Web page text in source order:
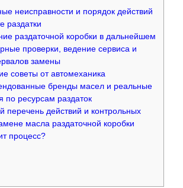
неисправности и порядок действий
раздатки
раздаточной коробки в дальнейшем
проверки, ведение сервиса и
замены
советы от автомеханика
бренды масел и реальные
по ресурсам раздаток
перечень действий и контрольных
масла раздаточной коробки
процесс?